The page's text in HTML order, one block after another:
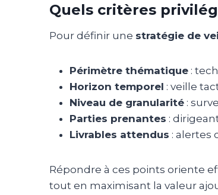
Quels critères
Pour définir une stratégie de
Périmètre thématique :
Horizon temporel : veille
Niveau de granularité :
Parties prenantes :
Livrables attendus : alertes
Répondre à ces points oriente
tout en maximisant la valeur